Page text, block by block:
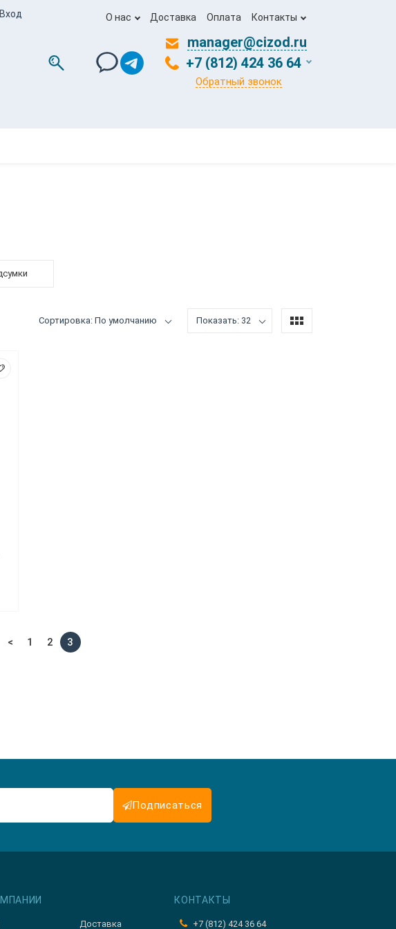
Вход О нас Доставка Оплата Контакты
manager@cizod.ru
+7 (812) 424 36 64
Обратный звонок
Сортировка: По умолчанию Показать: 32
< 1 2 3
Подписаться
Доставка
КОНТАКТЫ
+7 (812) 424 36 64